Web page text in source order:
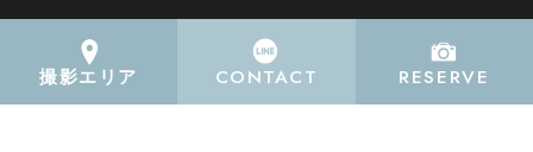
撮影エリア CONTACT RESERVE